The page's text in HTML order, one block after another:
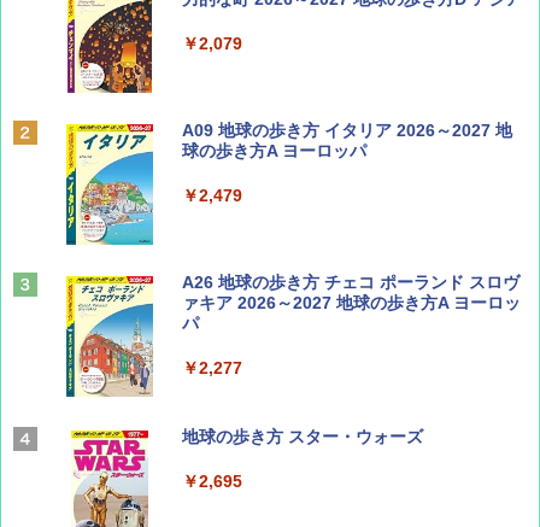
￥713
Coyote No.89 特集 星野道夫 夢見る旅
山と溪谷 2026年8月号「南アルプス大全」
￥1,540
AIRLINE（エアライン）2026年9月号【特
￥2,079
A09 地球の歩き方 イタリア 2026～2027 地
球の歩き方A ヨーロッパ
￥2,479
A26 地球の歩き方 チェコ ポーランド スロヴ
ァキア 2026～2027 地球の歩き方A ヨーロッ
パ
￥2,277
地球の歩き方 スター・ウォーズ
￥2,695